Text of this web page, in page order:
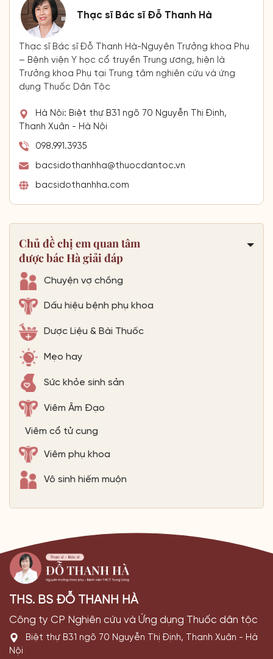
Thạc sĩ Bác sĩ Đỗ Thanh Hà
Thạc sĩ Bác sĩ Đỗ Thanh Hà-Nguyên Trưởng khoa Phụ
– Bệnh viện Y học cổ truyền Trung ương, hiện là
Trưởng khoa Phụ tại Trung tâm nghiên cứu và ứng
dụng Thuốc Dân Tộc
Hà Nội: Biệt thự B31 ngõ 70 Nguyễn Thị Định,
Thanh Xuân - Hà Nội
098.991.3935
bacsidothanhha@thuocdantoc.vn
bacsidothanhha.com
Chủ đề chị em quan tâm
được bác Hà giải đáp
Chuyện vợ chồng
Dấu hiệu bệnh phụ khoa
Dược Liệu & Bài Thuốc
Mẹo hay
Sức khỏe sinh sản
Viêm Âm Đạo
Viêm cổ tử cung
Viêm phụ khoa
Vô sinh hiếm muộn
THS. BS ĐỖ THANH HÀ
Công ty CP Nghiên cứu và Ứng dụng Thuốc dân tộc
Biệt thự B31 ngõ 70 Nguyễn Thị Định, Thanh Xuân - Hà
Nội